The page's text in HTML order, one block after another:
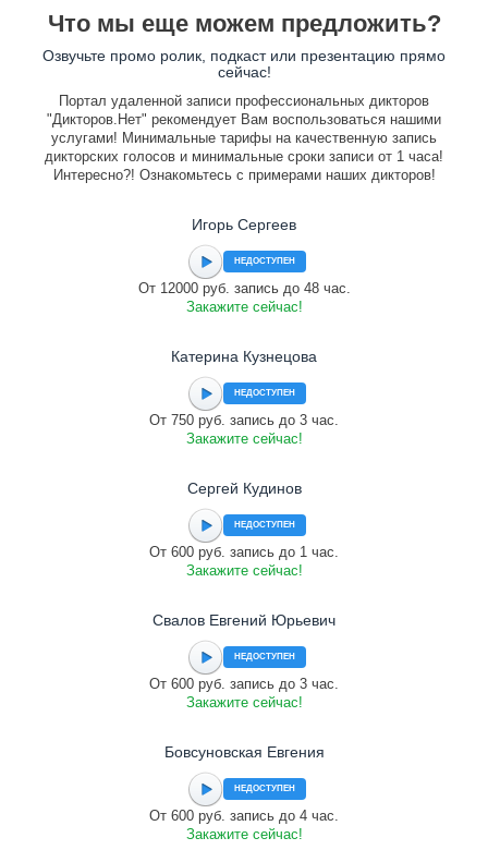
Что мы еще можем предложить?
Озвучьте промо ролик, подкаст или презентацию прямо
сейчас!
Портал удаленной записи профессиональных дикторов
"Дикторов.Нет" рекомендует Вам воспользоваться нашими
услугами! Минимальные тарифы на качественную запись
дикторских голосов и минимальные сроки записи от 1 часа!
Интересно?! Ознакомьтесь с примерами наших дикторов!
Игорь Сергеев
НЕДОСТУПЕН
От 12000 руб. запись до 48 час.
Закажите сейчас!
Катерина Кузнецова
НЕДОСТУПЕН
От 750 руб. запись до 3 час.
Закажите сейчас!
Сергей Кудинов
НЕДОСТУПЕН
От 600 руб. запись до 1 час.
Закажите сейчас!
Свалов Евгений Юрьевич
НЕДОСТУПЕН
От 600 руб. запись до 3 час.
Закажите сейчас!
Бовсуновская Евгения
НЕДОСТУПЕН
От 600 руб. запись до 4 час.
Закажите сейчас!